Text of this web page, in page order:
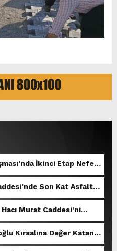
İkinci Etap Nefes
Son Kat Asfalt
Murat Caddesi’ni
Kırsalına Değer Katan